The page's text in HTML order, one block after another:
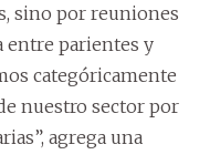
sino por reuniones
entre parientes y
categóricamente
nuestro sector por
agrega una